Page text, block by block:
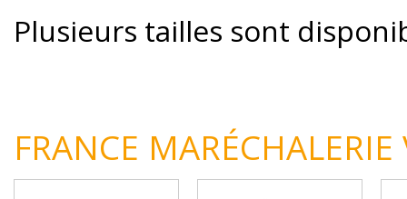
Plusieurs tailles sont
FRANCE